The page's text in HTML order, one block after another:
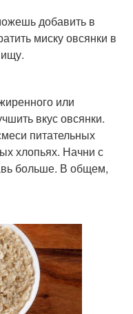
добавить в
миску овсянки в
или
вкус овсянки.
питательных
хлопьях. Начни с
больше. В общем,